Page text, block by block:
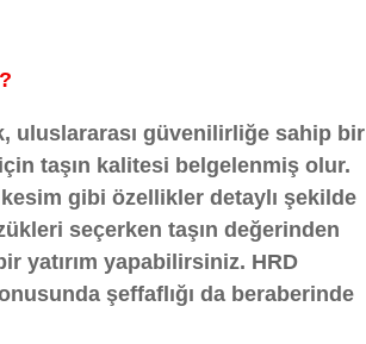
uluslararası güvenilirliğe sahip bir
taşın kalitesi belgelenmiş olur.
gibi özellikler detaylı şekilde
seçerken taşın değerinden
yatırım yapabilirsiniz. HRD
şeffaflığı da beraberinde